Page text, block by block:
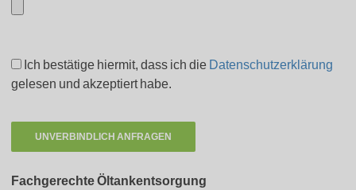
Ich bestätige hiermit, dass ich die Datenschutzerklärung
gelesen und akzeptiert habe.
Fachgerechte Öltankentsorgung